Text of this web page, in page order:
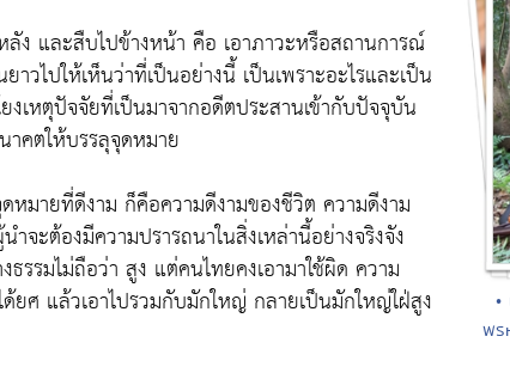
ลัง และสืบไปข้างหน้า คือ เอาภาวะหรือสถานการณ์
ไปให้เห็นว่าที่เป็นอย่างนี้ เป็นเพราะอะไรและเป็น
งเหตุปัจจัยที่เป็นมาจากอดีตประสานเข้ากับปัจจุบัน
าคตให้บรรลุจุดหมาย
หมายที่ดีงาม ก็คือความดีงามของชีวิต ความดีงาม
ะต้องมีความปรารถนาในสิ่งเหล่านี้อย่างจริงจัง
รรมไม่ถือว่า สูง แต่คนไทยคงเอามาใช้ผิด ความ
ยศ แล้วเอาไปรวมกับมักใหญ่ กลายเป็นมักใหญ่ใฝ่สูง
•
พร